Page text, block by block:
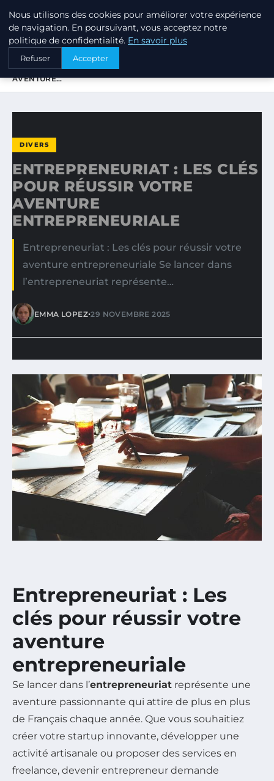
PTIT ANNUAIRE
ACCUEIL
DIVERS
ENTREPRENEURIAT : LES CLÉS POUR RÉUSSIR VOTRE
AVENTURE…
DIVERS
ENTREPRENEURIAT : LES CLÉS
POUR RÉUSSIR VOTRE
AVENTURE
ENTREPRENEURIALE
Entrepreneuriat : Les clés pour réussir votre
aventure entrepreneuriale Se lancer dans
l’entrepreneuriat représente…
EMMA LOPEZ•29 NOVEMBRE 2025
Entrepreneuriat : Les
clés pour réussir votre
aventure
entrepreneuriale
Se lancer dans l’entrepreneuriat représente une
aventure passionnante qui attire de plus en plus
de Français chaque année. Que vous souhaitiez
créer votre startup innovante, développer une
activité artisanale ou proposer des services en
freelance, devenir entrepreneur demande
Nous utilisons des cookies pour améliorer votre expérience
de navigation. En poursuivant, vous acceptez notre
politique de confidentialité. En savoir plus
Refuser Accepter